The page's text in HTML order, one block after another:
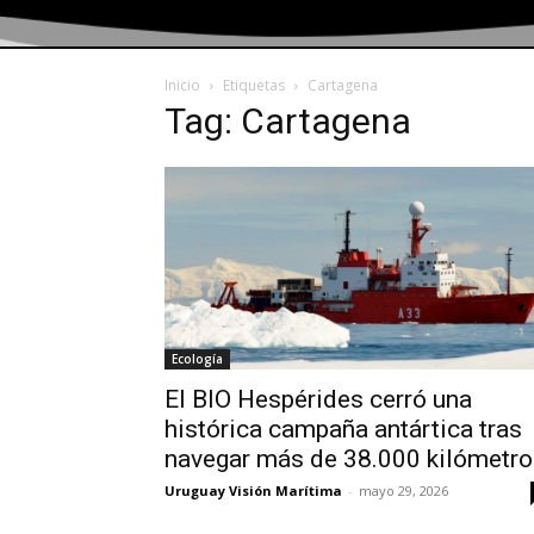
Inicio Etiquetas Cartagena
Tag: Cartagena
Ecología
El BIO Hespérides cerró una
histórica campaña antártica tras
navegar más de 38.000
Uruguay Visión Marítima - mayo 29, 2026